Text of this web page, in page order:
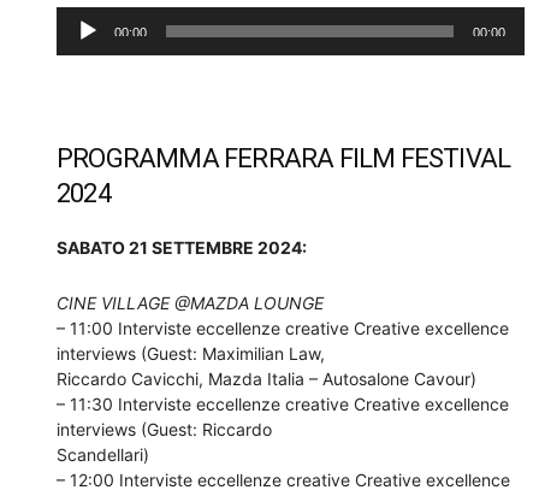
Audio
Player
00:00 00:00
PROGRAMMA FERRARA FILM FESTIVAL
2024
SABATO 21 SETTEMBRE 2024:
CINE VILLAGE @MAZDA LOUNGE
– 11:00 Interviste eccellenze creative Creative excellence
interviews (Guest: Maximilian Law,
Riccardo Cavicchi, Mazda Italia – Autosalone Cavour)
– 11:30 Interviste eccellenze creative Creative excellence
interviews (Guest: Riccardo
Scandellari)
– 12:00 Interviste eccellenze creative Creative excellence